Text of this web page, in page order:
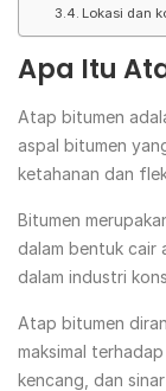
Lokasi dan
Apa Itu
Atap bitumen
aspal bitumen
ketahanan dan
Bitumen
dalam bentuk cair
dalam industri
Atap bitumen
maksimal
kencang, dan